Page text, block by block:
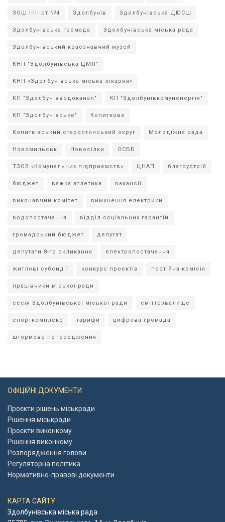
ЗОШ І-ІІІ ст №4 Здолбунів Здолбунівська ДЮСШ
Здолбунівська громада Здолбунівська міська рада
Здолбунівський краєзнавчий музей
КНП "Здолбунівська ЦМЛ"
КНП «Здолбунівська міська лікарня»
КП "Здолбунівводоканал" КП "Здолбунівкомуненергія"
КП "Здолбунівське" Копиткове
Копитківський старостинський округ Молодіжна рада
Новомильськ Новосілки ОСББ
ТЗОВ «Комунальних підприємств» ЦНАП благоустрій
бюджет важка атлетика вакансії
виконавчий комітет вимкнення електрики
водопостачання відділ соціальних гарантій
громадський бюджет депутат
депутати 8-го скликання електропостачання
житлові субсидії конкурс проєктів постійна комісія
працівники міської ради
сесія Здолбунівської міської ради сміттєзвалище
спорткомплекс тарифи цифрова громада
штормове попередження
ОФІЦІЙНІ ДОКУМЕНТИ
Проєкти рішень міськради
Рішення міськради
Проєкти виконкому
Рішення виконкому
Розпорядження голови
Регуляторна політика
Нормативно-правові документи
КАРТА САЙТУ
Здолбунівська міська рада